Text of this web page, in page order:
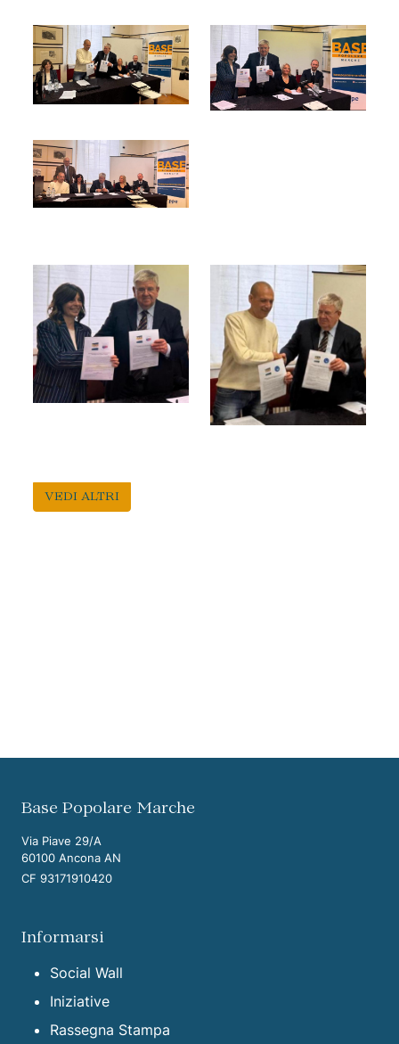
VEDI ALTRI
Base Popolare Marche
Via Piave 29/A
60100 Ancona AN
CF 93171910420
Informarsi
Social Wall
Iniziative
Rassegna Stampa